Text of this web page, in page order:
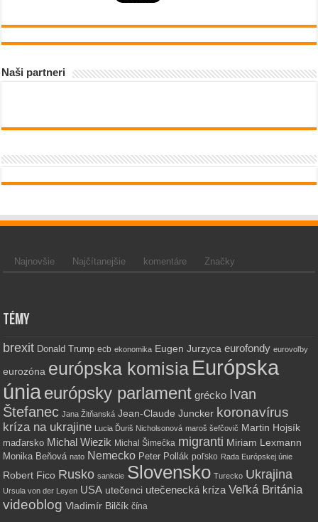
Naši partneri
Najnovšie Najčítanejšie komentáre Značky
Témy
brexit Donald Trump ecb ekonomika Eugen Jurzyca eurofondy eurovoľby
eurozóna európska komisia Európska
úniaeurópsky parlament grécko Ivan
Štefanec Jana Žitňanská Jean-Claude Juncker koronavírus
kríza na ukrajine Lucia Ďuriš Nicholsonová maroš šefčovič Martin Hojsík
maďarsko Michal Wiezik Michal Šimečka migranti Miriam Lexmann
Monika Beňová nato Nemecko Peter Pollák poľsko Rada Európskej únie
Robert Fico Rusko sankcie Slovensko Turecko Ukrajina
Ursula von der Leyen USA utečenci utečenecká kríza Veľká Británia
videoblog Vladimír Bilčík čína